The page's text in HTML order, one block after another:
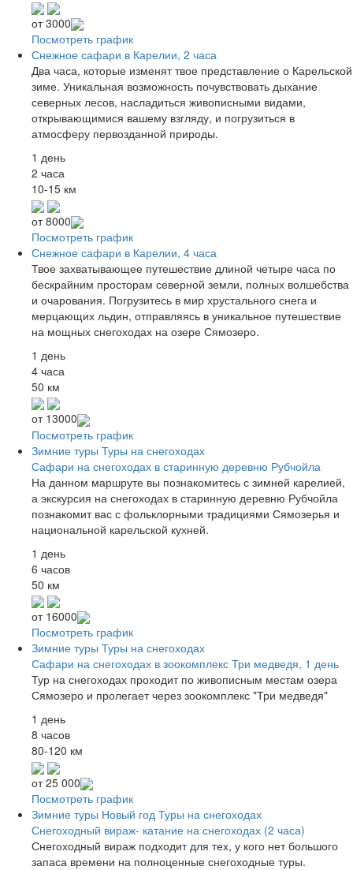
от3000
Посмотреть график
Снежное сафари в Карелии, 2 часа
Два часа, которые изменят твое представление о Карельской
зиме. Уникальная возможность почувствовать дыхание
северных лесов, насладиться живописными видами,
открывающимися вашему взгляду, и погрузиться в
атмосферу первозданной природы.
1 день
2 часа
10-15 км
от8000
Посмотреть график
Снежное сафари в Карелии, 4 часа
Твое захватывающее путешествие длиной четыре часа по
бескрайним просторам северной земли, полных волшебства
и очарования. Погрузитесь в мир хрустального снега и
мерцающих льдин, отправляясь в уникальное путешествие
на мощных снегоходах на озере Сямозеро.
1 день
4 часа
50 км
от 13000
Посмотреть график
Зимние туры Туры на снегоходах
Сафари на снегоходах в старинную деревню Рубчойла
На данном маршруте вы познакомитесь с зимней карелией,
а экскурсия на снегоходах в старинную деревню Рубчойла
познакомит вас с фольклорными традициями Сямозерья и
национальной карельской кухней.
1 день
6 часов
50 км
от 16000
Посмотреть график
Зимние туры Туры на снегоходах
Сафари на снегоходах в зоокомплекс Три медведя, 1 день
Тур на снегоходах проходит по живописным местам озера
Сямозеро и пролегает через зоокомплекс "Три медведя"
1 день
8 часов
80-120 км
от25 000
Посмотреть график
Зимние туры Новый год Туры на снегоходах
Снегоходный вираж- катание на снегоходах (2 часа)
Снегоходный вираж подходит для тех, у кого нет большого
запаса времени на полноценные снегоходные туры.